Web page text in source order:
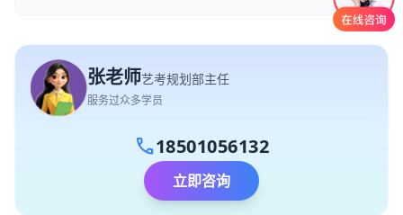
张老师艺考规划部主任
服务过众多学员
call18501056132
立即咨询